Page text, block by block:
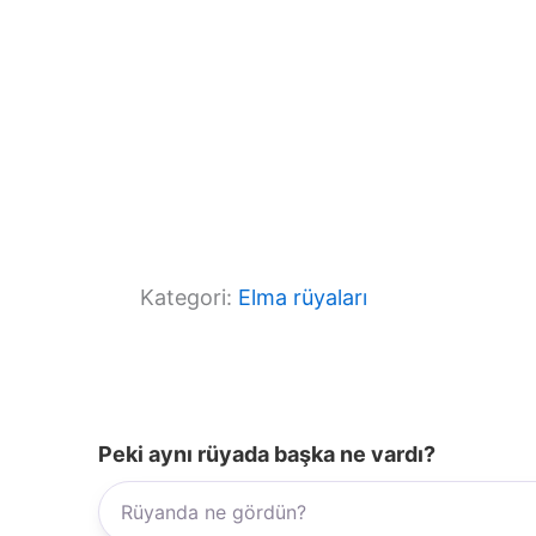
Kategori: Elma rüyaları
Peki aynı rüyada başka ne vardı?